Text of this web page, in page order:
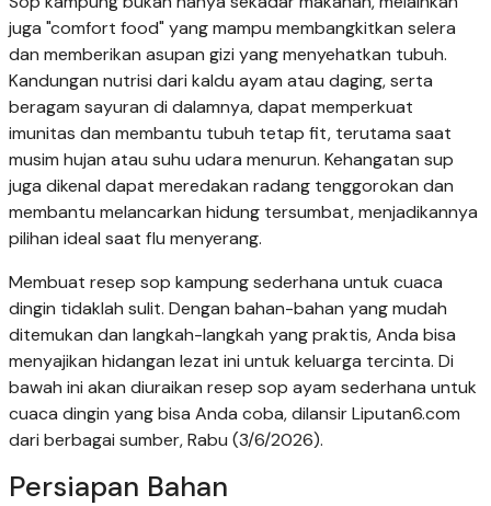
juga "comfort food" yang mampu membangkitkan selera
dan memberikan asupan gizi yang menyehatkan tubuh.
Kandungan nutrisi dari kaldu ayam atau daging, serta
beragam sayuran di dalamnya, dapat memperkuat
imunitas dan membantu tubuh tetap fit, terutama saat
musim hujan atau suhu udara menurun. Kehangatan sup
juga dikenal dapat meredakan radang tenggorokan dan
membantu melancarkan hidung tersumbat, menjadikannya
pilihan ideal saat flu menyerang.
Membuat resep sop kampung sederhana untuk cuaca
dingin tidaklah sulit. Dengan bahan-bahan yang mudah
ditemukan dan langkah-langkah yang praktis, Anda bisa
menyajikan hidangan lezat ini untuk keluarga tercinta. Di
bawah ini akan diuraikan resep sop ayam sederhana untuk
cuaca dingin yang bisa Anda coba, dilansir Liputan6.com
dari berbagai sumber, Rabu (3/6/2026).
Persiapan Bahan